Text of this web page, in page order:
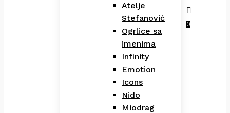
search
0
Menu
Atelje
Stefanović
Ogrlice sa
imenima
Infinity
Emotion
Icons
Nido
Miodrag